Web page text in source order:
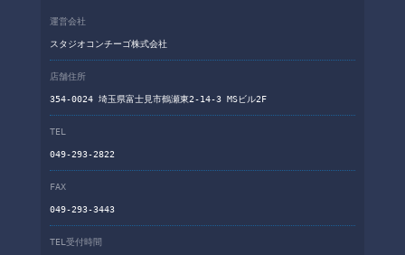
運営会社
スタジオコンチーゴ株式会社
店舗住所
354-0024 埼玉県富士見市鶴瀬東2-14-3 MSビル2F
TEL
049-293-2822
FAX
049-293-3443
TEL受付時間